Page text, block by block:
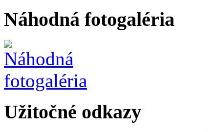
Náhodná fotogaléria
Užitočné odkazy